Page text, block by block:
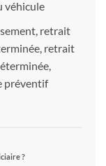
véhicule
retrait
retrait
préventif
?